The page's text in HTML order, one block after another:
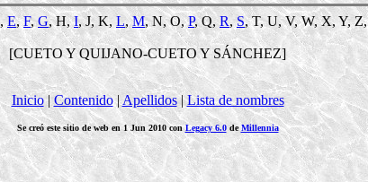
,E,F, G, H,I, J, K, L,M, N, O,P, Q,R,S, T, U, V, W, X, Y, Z,
[CUETO Y QUIJANO-CUETO Y SÁNCHEZ]
Inicio|Contenido| Apellidos|Lista de nombres
Se creó este sitio de web en 1 Jun 2010 conLegacy 6.0deMillennia